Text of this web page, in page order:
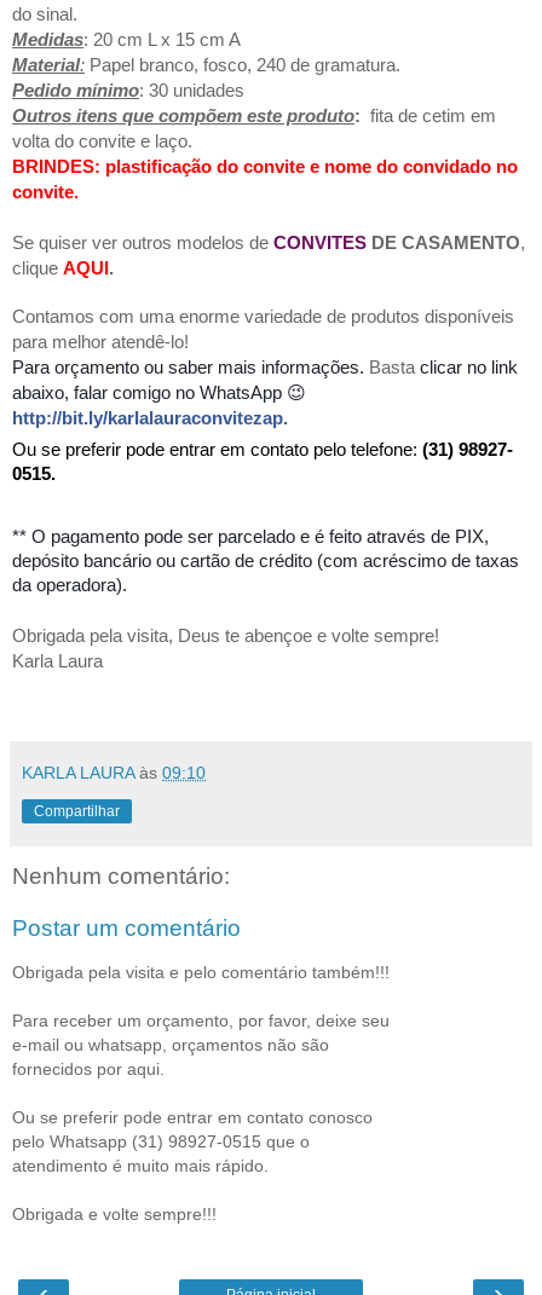
do sinal.
Medidas: 20 cm L x 15 cm A
Material: Papel branco, fosco, 240 de gramatura.
Pedido mínimo: 30 unidades
Outros itens que compõem este produto: fita de cetim em
volta do convite e laço.
BRINDES: plastificação do convite e nome do convidado no
convite.
Se quiser ver outros modelos de CONVITES DE CASAMENTO,
clique AQUI.
Contamos com uma enorme variedade de produtos disponíveis
para melhor atendê-lo!
Para orçamento ou saber mais informações. Basta clicar no link
abaixo, falar comigo no WhatsApp 😉
http://bit.ly/karlalauraconvitezap.
Ou se preferir pode entrar em contato pelo telefone: (31) 98927-
0515.
** O pagamento pode ser parcelado e é feito através de PIX,
depósito bancário ou cartão de crédito (com acréscimo de taxas
da operadora).
Obrigada pela visita, Deus te abençoe e volte sempre!
Karla Laura
KARLA LAURA às 09:10
Compartilhar
Nenhum comentário:
Postar um comentário
Obrigada pela visita e pelo comentário também!!!
Para receber um orçamento, por favor, deixe seu
e-mail ou whatsapp, orçamentos não são
fornecidos por aqui.
Ou se preferir pode entrar em contato conosco
pelo Whatsapp (31) 98927-0515 que o
atendimento é muito mais rápido.
Obrigada e volte sempre!!!